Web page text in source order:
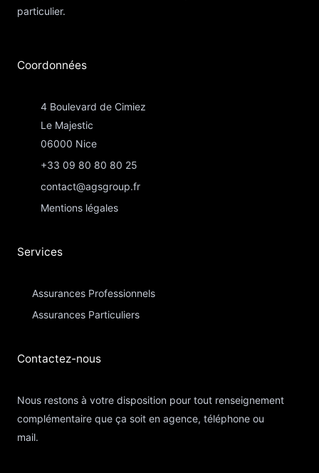
particulier.
Coordonnées​
4 Boulevard de Cimiez
Le Majestic
06000 Nice
+33 09 80 80 80 25
contact@agsgroup.fr
Mentions légales
Services
Assurances Professionnels
Assurances Particuliers​
Contactez-nous​
Nous restons à votre disposition pour tout renseignement
complémentaire que ça soit en agence, téléphone ou
mail.